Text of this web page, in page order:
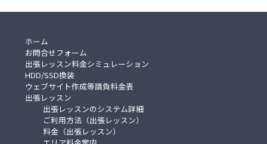
ホーム
お問合せフォーム
出張レッスン料金シミュレーション
HDD/SSD換装
ウェブサイト作成等請負料金表
出張レッスン
出張レッスンのシステム詳細
ご利用方法（出張レッスン）
料金（出張レッスン）